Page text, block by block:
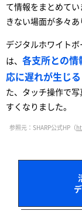
て情報をまとめて
きない場面が多々あ
デジタルホワイト
は、 各支所との
応に遅れが生じ
た、タッチ操作で
すくなりました。
参照元：SHARP公式HP（